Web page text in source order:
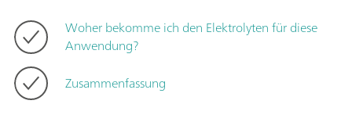
Woher bekomme ich den Elektrolyten für diese
Anwendung?
Zusammenfassung